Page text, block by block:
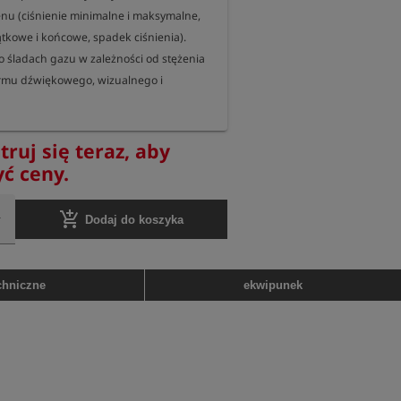
(ciśnienie minimalne i maksymalne,
i końcowe, spadek ciśnienia).
śladach gazu w zależności od stężenia
dźwiękowego, wizualnego i
metanu
0,1 mbar
dokładność 1 mbar
się teraz, aby
ceny.
add_shopping_cart Dodaj do koszyka
ekwipunek